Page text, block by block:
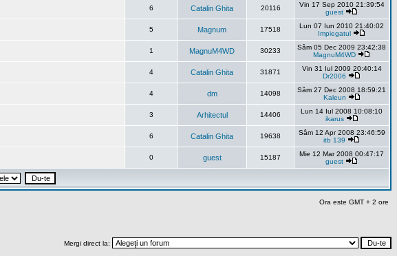
6 Catalin Ghita 20116
Vin 17 Sep 2010 21:39:54
guest
5 Magnum 17518
Lun 07 Iun 2010 21:40:02
Impiegatul
1 MagnuM4WD 30233
Sâm 05 Dec 2009 23:42:38
MagnuM4WD
4 Catalin Ghita 31871
Vin 31 Iul 2009 20:40:14
Dr2006
4 dm 14098
Sâm 27 Dec 2008 18:59:21
Kaleun
3 Arhitectul 14406
Lun 14 Iul 2008 10:08:10
ikarus
6 Catalin Ghita 19638
Sâm 12 Apr 2008 23:46:59
itb 139
0 guest 15187
Mie 12 Mar 2008 00:47:17
guest
Ora este GMT + 2 ore
Mergi direct la: